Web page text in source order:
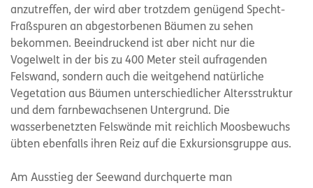
anzutreffen, der wird aber trotzdem genügend Specht-
Fraßspuren an abgestorbenen Bäumen zu sehen
bekommen. Beeindruckend ist aber nicht nur die
Vogelwelt in der bis zu 400 Meter steil aufragenden
Felswand, sondern auch die weitgehend natürliche
Vegetation aus Bäumen unterschiedlicher Altersstruktur
und dem farnbewachsenen Untergrund. Die
wasserbenetzten Felswände mit reichlich Moosbewuchs
übten ebenfalls ihren Reiz auf die Exkursionsgruppe aus.
Am Ausstieg der Seewand durchquerte man